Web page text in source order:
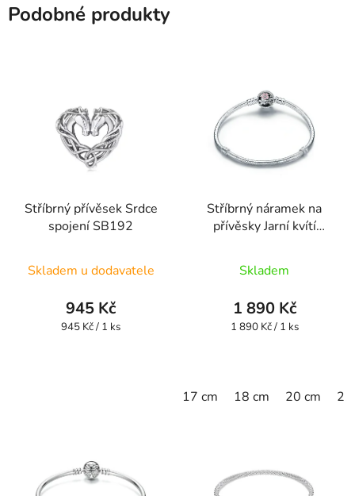
Podobné produkty
Stříbrný přívěsek Srdce
spojení SB192
Skladem u dodavatele
945 Kč
Měrná
945 Kč / 1 ks
Stříbrný náramek na
přívěsky Jarní kvítí
Skladem
1 890 Kč
Měrná
1 890 Kč / 1 ks
17 cm 18 cm 20 cm 21